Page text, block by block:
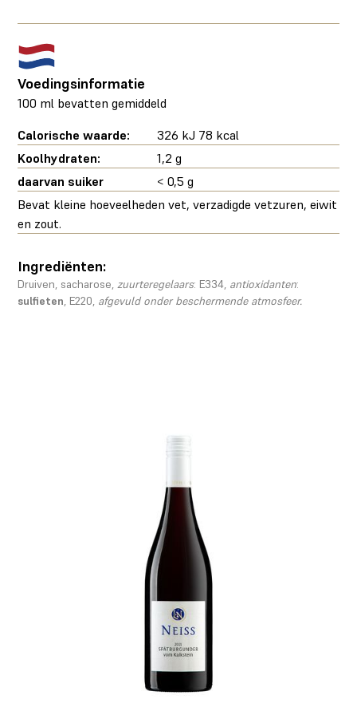
Voedingsinformatie
100 ml bevatten gemiddeld
Calorische waarde:
326 kJ 78 kcal
Koolhydraten:
1,2 g
daarvan suiker
< 0,5 g
Bevat kleine hoeveelheden vet, verzadigde vetzuren, eiwit
en zout.
Ingrediënten:
Druiven, sacharose,zuurteregelaars: E334, antioxidanten:
sulfieten, E220, afgevuld onder beschermende atmosfeer.